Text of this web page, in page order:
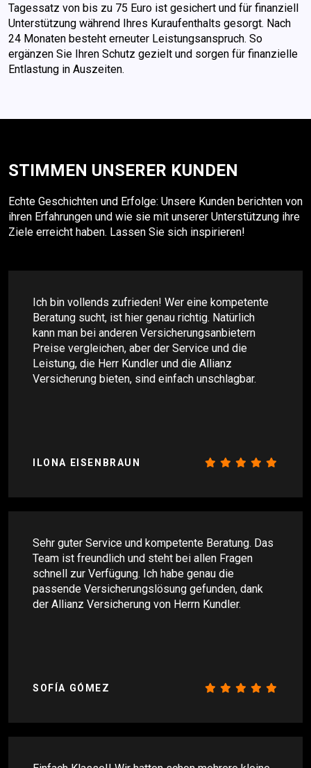
Tagessatz von bis zu 75 Euro ist gesichert und für finanziell
Unterstützung während Ihres Kuraufenthalts gesorgt. Nach
24 Monaten besteht erneuter Leistungsanspruch. So
ergänzen Sie Ihren Schutz gezielt und sorgen für finanzielle
Entlastung in Auszeiten.
STIMMEN UNSERER KUNDEN
Echte Geschichten und Erfolge: Unsere Kunden berichten von
ihren Erfahrungen und wie sie mit unserer Unterstützung ihre
Ziele erreicht haben. Lassen Sie sich inspirieren!
Ich bin vollends zufrieden! Wer eine kompetente
Beratung sucht, ist hier genau richtig. Natürlich
kann man bei anderen Versicherungsanbietern
Preise vergleichen, aber der Service und die
Leistung, die Herr Kundler und die Allianz
Versicherung bieten, sind einfach unschlagbar.
ILONA EISENBRAUN
Sehr guter Service und kompetente Beratung. Das
Team ist freundlich und steht bei allen Fragen
schnell zur Verfügung. Ich habe genau die
passende Versicherungslösung gefunden, dank
der Allianz Versicherung von Herrn Kundler.
SOFÍA GÓMEZ